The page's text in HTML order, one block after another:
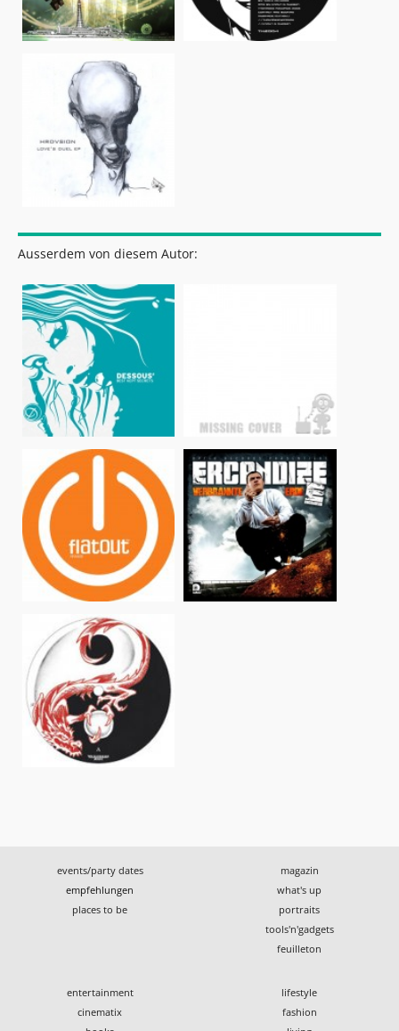
Ausserdem von diesem Autor:
events/party dates
empfehlungen
places to be
magazin
what's up
portraits
tools'n'gadgets
feuilleton
entertainment
cinematix
lifestyle
fashion